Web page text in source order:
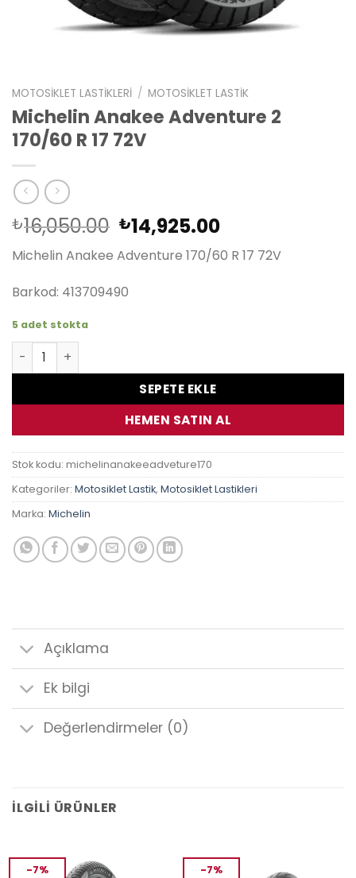
MOTOSIKLET LASTIKLERI / MOTOSIKLET LASTIK
Michelin Anakee Adventure 2
170/60 R 17 72V
₺16,050.00 Orijinal
fiyat:
₺16,050.00.
₺14,925.00Şu
andaki
fiyat:
Michelin Anakee Adventure 170/60 R 17 72V
Barkod: 413709490
5 adet stokta
Michelin Anakee Adventure 2 170/60 R 17 72V adet
SEPETE EKLE
HEMEN SATIN AL
Stok kodu: michelinanakeeadveture170
Kategoriler: Motosiklet Lastik, Motosiklet Lastikleri
Marka: Michelin
Açıklama
Ek bilgi
Değerlendirmeler (0)
İLGILI ÜRÜNLER
-7% -7%